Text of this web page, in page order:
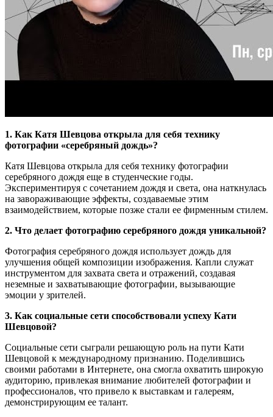
1. Как Катя Шевцова открыла для себя технику
фотографии «серебряный дождь»?
Катя Шевцова открыла для себя технику фотографии
серебряного дождя еще в студенческие годы.
Экспериментируя с сочетанием дождя и света, она наткнулась
на завораживающие эффекты, создаваемые этим
взаимодействием, которые позже стали ее фирменным стилем.
2. Что делает фотографию серебряного дождя уникальной?
Фотография серебряного дождя использует дождь для
улучшения общей композиции изображения. Капли служат
инструментом для захвата света и отражений, создавая
неземные и захватывающие фотографии, вызывающие
эмоции у зрителей.
3. Как социальные сети способствовали успеху Кати
Шевцовой?
Социальные сети сыграли решающую роль на пути Кати
Шевцовой к международному признанию. Поделившись
своими работами в Интернете, она смогла охватить широкую
аудиторию, привлекая внимание любителей фотографии и
профессионалов, что привело к выставкам и галереям,
демонстрирующим ее талант.